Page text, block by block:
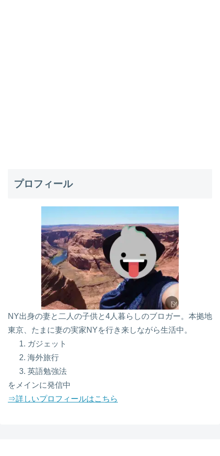
プロフィール
NY出身の妻と二人の子供と4人暮らしのブロガー。本拠地
東京、たまに妻の実家NYを行き来しながら生活中。
ガジェット
海外旅行
英語勉強法
をメインに発信中
⇒詳しいプロフィールはこちら